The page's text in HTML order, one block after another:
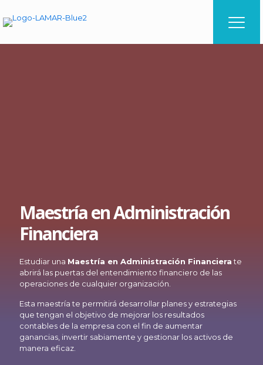
Maestría en Administración
Financiera
Estudiar una Maestría en Administración Financierate
abrirá las puertas del entendimiento financiero de las
operaciones de cualquier organización.
Esta maestría te permitirá desarrollar planes y estrategias
que tengan el objetivo de mejorar los resultados
contables de la empresa con el fin de aumentar
ganancias, invertir sabiamente y gestionar los activos de
manera eficaz.